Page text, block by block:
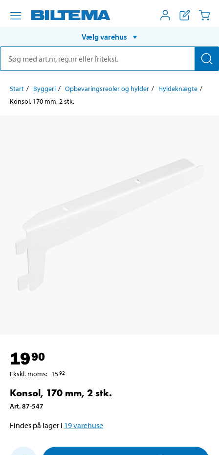
Vælg varehus
Start Byggeri Opbevaringsreoler og hylder
Hyldeknægte
Konsol, 170 mm, 2 stk.
1990
Ekskl. moms: 1592
Konsol, 170 mm, 2 stk.
Art.87-547
Findes på lager i 19varehuse